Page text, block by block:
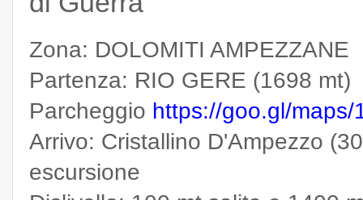
Zona: DOLOMITI AMPEZZANE
Partenza: RIO GERE (1698 mt)
Parcheggio https://goo.gl/maps/
Arrivo: Cristallino D'Ampezzo
escursione